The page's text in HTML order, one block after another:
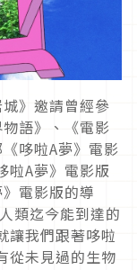
》邀請曾經參
語》、《電影
哆啦A夢》電影
啦A夢》電影版
電影版的導
類迄今能到達的
我們跟著哆啦
從未見過的生物